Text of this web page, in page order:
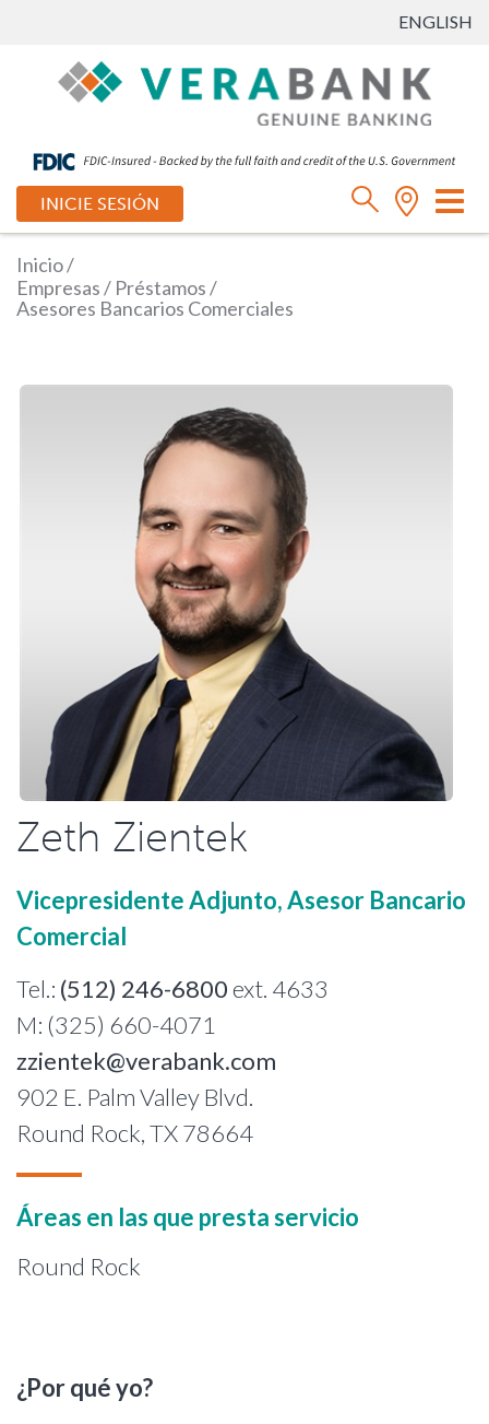
ENGLISH
INICIE SESIÓN
Inicio/
Empresas/ Préstamos/
Asesores Bancarios Comerciales
Zeth Zientek
Vicepresidente Adjunto, Asesor Bancario
Comercial
Tel.: (512) 246-6800 ext. 4633
M: (325) 660-4071
zzientek@verabank.com
902 E. Palm Valley Blvd.
Round Rock, TX 78664
Áreas en las que presta servicio
Round Rock
¿Por qué yo?